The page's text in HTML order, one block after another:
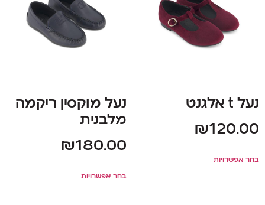
נעל t אלגנט
₪120.00
בחר אפשרויות
נעל מוקסין ריקמה
מלבנית
₪180.00
בחר אפשרויות